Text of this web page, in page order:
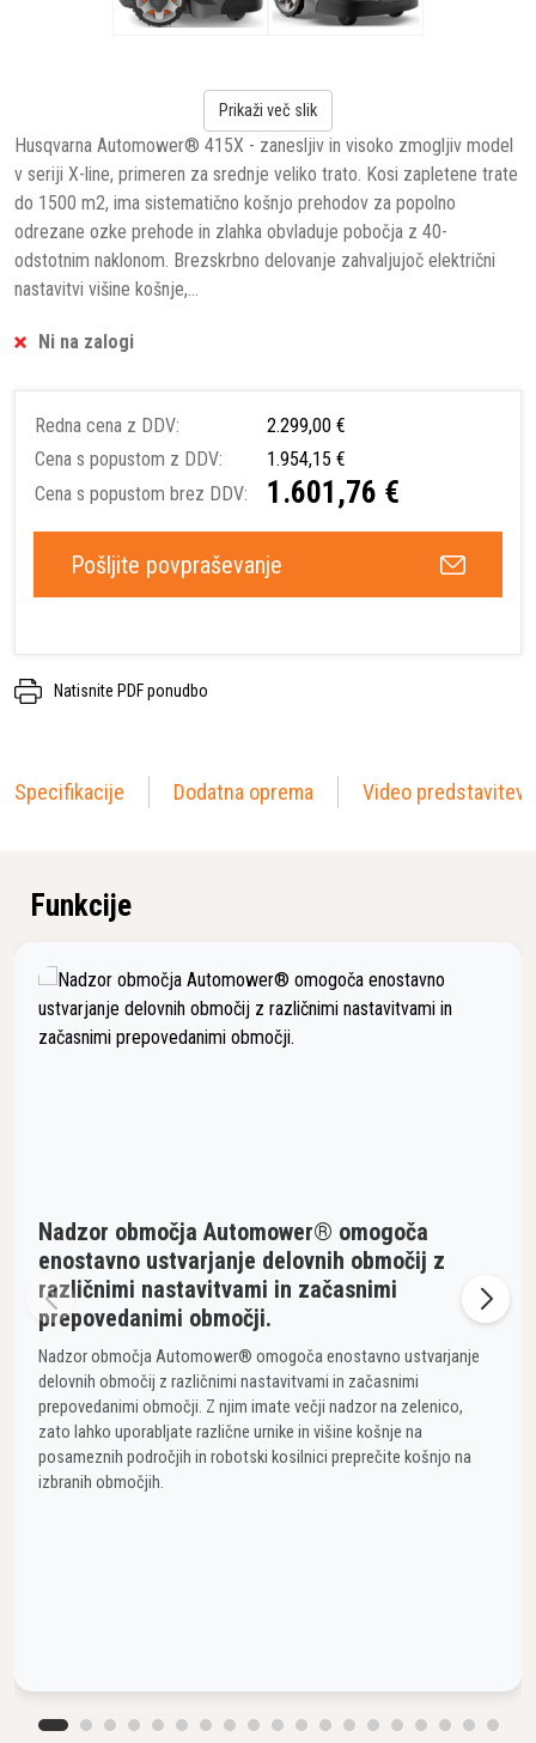
Husqvarna Automower® 415X - zanesljiv in visoko zmogljiv model
v seriji X-line, primeren za srednje veliko trato. Kosi zapletene trate
do 1500 m2, ima sistematično košnjo prehodov za popolno
odrezane ozke prehode in zlahka obvladuje pobočja z 40-
odstotnim naklonom. Brezskrbno delovanje zahvaljujoč električni
nastavitvi višine košnje,...
Ni na zalogi
Redna cena z DDV:
2.299,00 €
Cena s popustom z DDV:
1.954,15 €
Cena s popustom brez DDV:
1.601,76 €
Pošljite povpraševanje
Natisnite PDF ponudbo
Prikaži več slik
Specifikacije Dodatna oprema Video predstavitev
Funkcije
Nadzor območja Automower® omogoča
enostavno ustvarjanje delovnih območij z
različnimi nastavitvami in začasnimi
prepovedanimi območji.
Nadzor območja Automower® omogoča enostavno ustvarjanje
delovnih območij z različnimi nastavitvami in začasnimi
prepovedanimi območji. Z njim imate večji nadzor na zelenico,
zato lahko uporabljate različne urnike in višine košnje na
posameznih področjih in robotski kosilnici preprečite košnjo na
izbranih območjih.